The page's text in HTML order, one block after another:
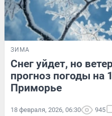
ЗИМА
Снег уйдет, но
прогноз погоды на
Приморье
18 февраля, 2026, 06:30 945